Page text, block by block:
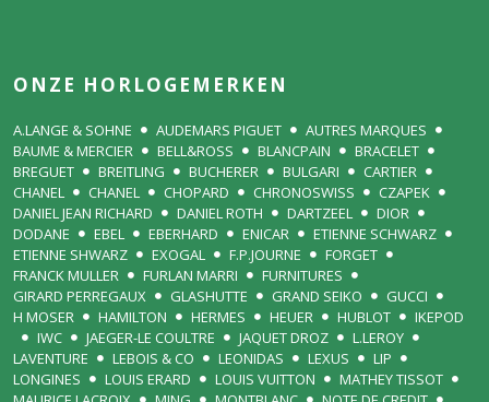
ONZE HORLOGEMERKEN
A.LANGE & SOHNE AUDEMARS PIGUET
AUTRES MARQUES
BAUME & MERCIER
BELL&ROSS BLANCPAIN
BRACELET
BREGUET
BREITLING BUCHERER BULGARI
CARTIER
CHANEL
CHANEL CHOPARD CHRONOSWISS
CZAPEK
DANIEL JEAN RICHARD
DANIEL ROTH DARTZEEL
DIOR
DODANE
EBEL EBERHARD ENICAR
ETIENNE SCHWARZ
ETIENNE SHWARZ
EXOGAL F.P.JOURNE
FORGET
FRANCK MULLER
FURLAN MARRI
FURNITURES
GIRARD PERREGAUX
GLASHUTTE GRAND SEIKO
GUCCI
H MOSER
HAMILTON HERMES HEUER HUBLOT
IKEPOD
IWC
JAEGER-LE COULTRE JAQUET DROZ
L.LEROY
LAVENTURE
LEBOIS & CO LEONIDAS LEXUS
LIP
LONGINES
LOUIS ERARD LOUIS VUITTON
MATHEY TISSOT